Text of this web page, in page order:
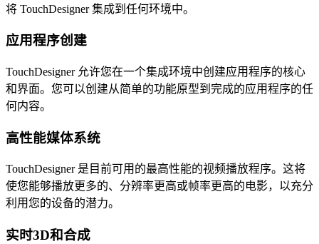
将 TouchDesigner 集成到任何环境中。
应用程序创建
TouchDesigner 允许您在一个集成环境中创建应用程序的核心
和界面。您可以创建从简单的功能原型到完成的应用程序的任
何内容。
高性能媒体系统
TouchDesigner 是目前可用的最高性能的视频播放程序。这将
使您能够播放更多的、分辨率更高或帧率更高的电影，以充分
利用您的设备的潜力。
实时3D和合成